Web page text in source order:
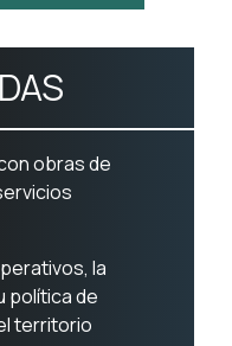
obras de
la
política de
territorio